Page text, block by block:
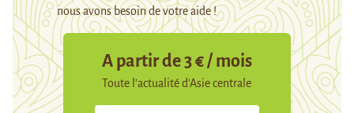
nous avons besoin de votre aide !
A partir de 3 € / mois
Toute l’actualité d’Asie centrale